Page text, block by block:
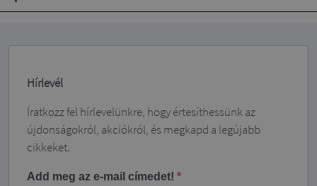
Hírlevél
Íratkozz fel hírlevelünkre, hogy értesíthessünk az
újdonságokról, akciókról, és megkapd a legújabb
cikkeket.
Add meg az e-mail címedet!